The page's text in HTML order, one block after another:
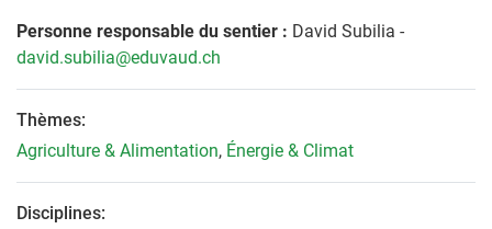
Personne responsable du sentier : David Subilia -
david.subilia@eduvaud.ch
Thèmes:
Agriculture & Alimentation, Énergie & Climat
Disciplines: